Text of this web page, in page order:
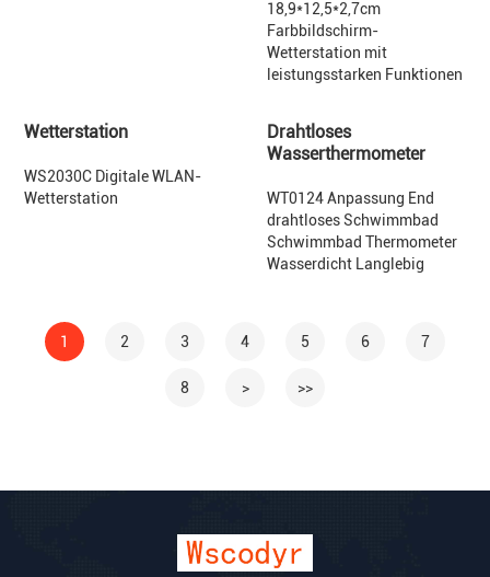
18,9*12,5*2,7cm
Farbbildschirm-
Wetterstation mit
leistungsstarken Funktionen
Wetterstation
WS2030C Digitale WLAN-
Wetterstation
Drahtloses
Wasserthermometer
WT0124 Anpassung End
drahtloses Schwimmbad
Schwimmbad Thermometer
Wasserdicht Langlebig
1 2 3 4 5 6 7
8 > >>